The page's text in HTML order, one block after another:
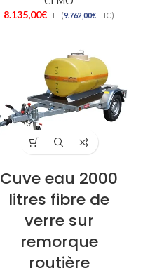
8.135,00€ HT (9.762,00€TTC)
Cuve eau 2000
litres fibre de
verre sur
remorque
routière